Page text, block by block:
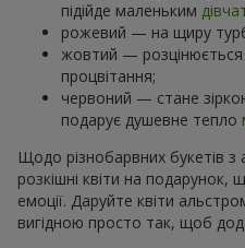
підійде маленьким
рожевий — на щиру
жовтий — розцінюється
процвітання;
червоний — стане
подарує душевне тепло
Щодо різнобарвних букетів
розкішні квіти на подарунок,
емоції. Даруйте квіти
вигідною просто так, щоб